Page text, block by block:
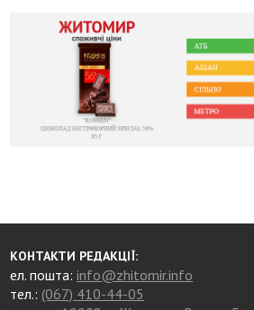
КОНТАКТИ РЕДАКЦІЇ:
ел. пошта:info@zhitomir.info
тел.: (067) 410-44-05